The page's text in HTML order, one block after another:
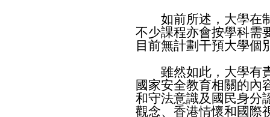
如前所述，大學在制
不少課程亦會按學科需
目前無計劃干預大學個
雖然如此，大學有責
國家安全教育相關的內
和守法意識及國民身分
觀念、香港情懷和國際